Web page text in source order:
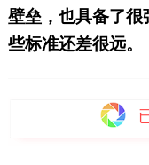
壁垒，也具备了很
些标准还差很远。